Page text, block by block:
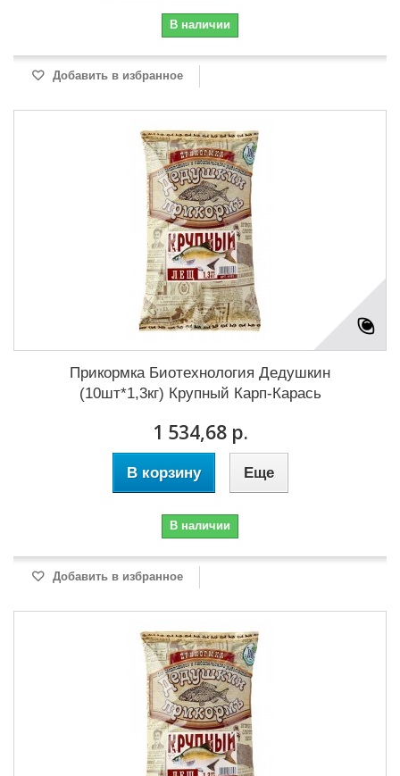
В наличии
Добавить в избранное
Прикормка Биотехнология Дедушкин
(10шт*1,3кг) Крупный Карп-Карась
1 534,68 р.
В корзину Еще
В наличии
Добавить в избранное